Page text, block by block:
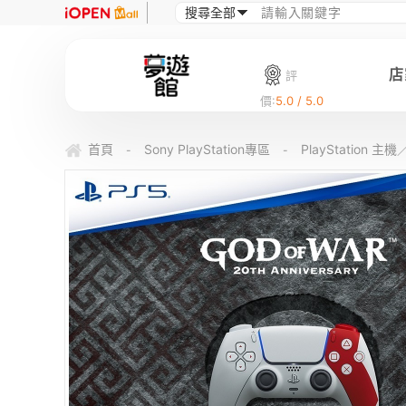
評
價:5.0 / 5.0
首頁 - Sony PlayStation專區 - PlayStation 主機